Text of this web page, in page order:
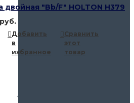
двойная "Bb/F" HOLTON H379
Добавить
в
избранное
Сравнить
этот
товар